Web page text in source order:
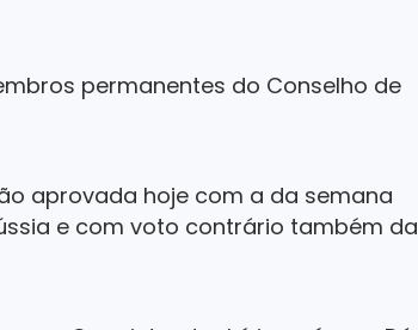
permanentes do Conselho de
aprovada hoje com a da semana
e com voto contrário também da